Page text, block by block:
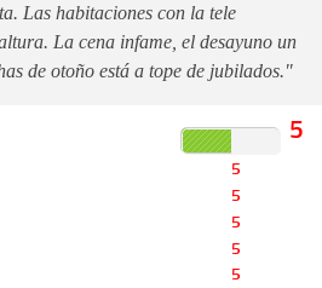
Las habitaciones con la tele
La cena infame, el desayuno un
de otoño está a tope de jubilados."
5
5
5
5
5
5